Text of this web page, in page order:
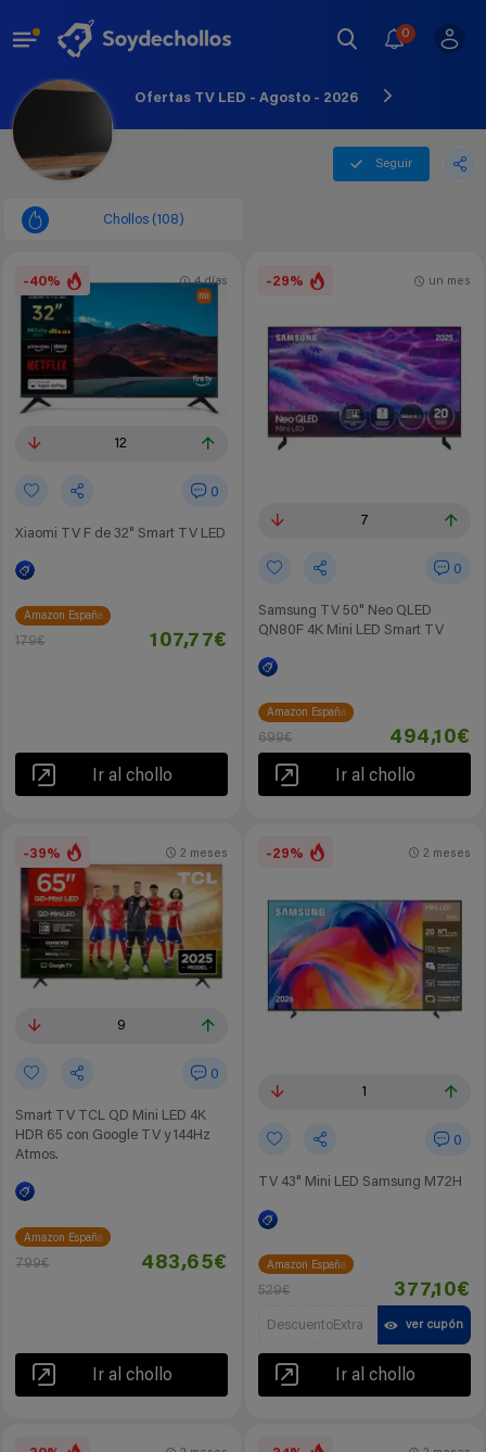
0
Ofertas TV LED - Agosto - 2026
Seguir
Chollos (108)
-40%
12
0
Xiaomi TV F de 32" Smart TV LED
4 días
Amazon España
179€ 107,77€
Ir al chollo
-29%
7
0
Samsung TV 50" Neo QLED
QN80F 4K Mini LED Smart TV
un mes
Amazon España
699€ 494,10€
Ir al chollo
-39%
9
0
Smart TV TCL QD Mini LED 4K
HDR 65 con Google TV y 144Hz
Atmos.
2 meses
Amazon España
799€ 483,65€
Ir al chollo
-29%
1
0
TV 43" Mini LED Samsung M72H
2 meses
Amazon España
529€ 377,10€
DescuentoExtra ver cupón
Ir al chollo